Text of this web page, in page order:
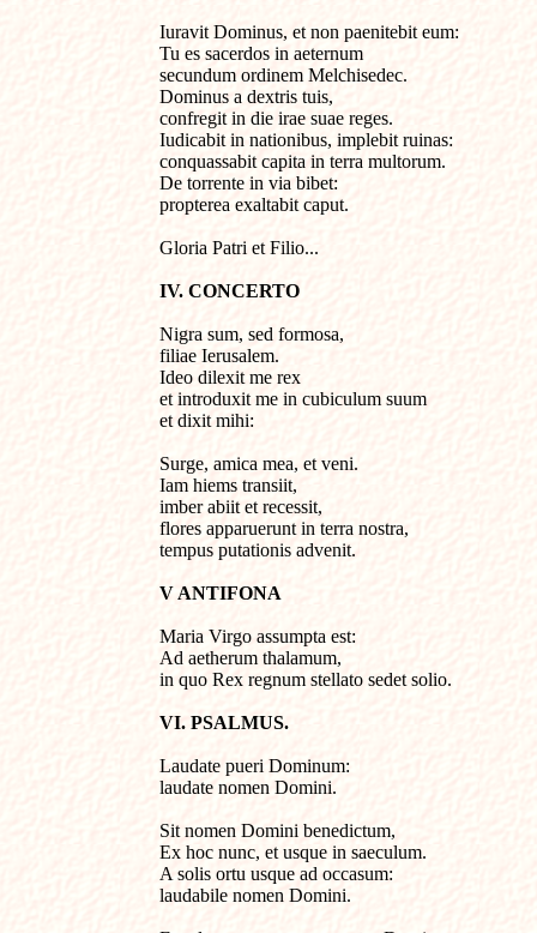
Iuravit Dominus, et non paenitebit eum:
Tu es sacerdos in aeternum
secundum ordinem Melchisedec.
Dominus a dextris tuis,
confregit in die irae suae reges.
Iudicabit in nationibus, implebit ruinas:
conquassabit capita in terra multorum.
De torrente in via bibet:
propterea exaltabit caput.
Gloria Patri et Filio...
IV. CONCERTO
Nigra sum, sed formosa,
filiae Ierusalem.
Ideo dilexit me rex
et introduxit me in cubiculum suum
et dixit mihi:
Surge, amica mea, et veni.
Iam hiems transiit,
imber abiit et recessit,
flores apparuerunt in terra nostra,
tempus putationis advenit.
V ANTIFONA
Maria Virgo assumpta est:
Ad aetherum thalamum,
in quo Rex regnum stellato sedet solio.
VI. PSALMUS.
Laudate pueri Dominum:
laudate nomen Domini.
Sit nomen Domini benedictum,
Ex hoc nunc, et usque in saeculum.
A solis ortu usque ad occasum:
laudabile nomen Domini.